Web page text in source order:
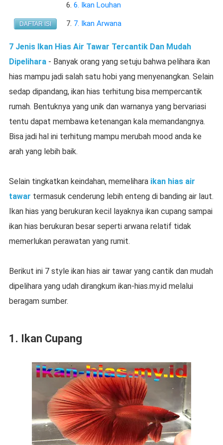
DAFTAR ISI
6. Ikan Louhan
7. Ikan Arwana
7 Jenis Ikan Hias Air Tawar Tercantik Dan Mudah
Dipelihara- Banyak orang yang setuju bahwa pelihara ikan
hias mampu jadi salah satu hobi yang menyenangkan. Selain
sedap dipandang, ikan hias terhitung bisa mempercantik
rumah. Bentuknya yang unik dan warnanya yang bervariasi
tentu dapat membawa ketenangan kala memandangnya.
Bisa jadi hal ini terhitung mampu merubah mood anda ke
arah yang lebih baik.
Selain tingkatkan keindahan, memelihara ikan hias air
tawar termasuk cenderung lebih enteng di banding air laut.
Ikan hias yang berukuran kecil layaknya ikan cupang sampai
ikan hias berukuran besar seperti arwana relatif tidak
memerlukan perawatan yang rumit.
Berikut ini 7 style ikan hias air tawar yang cantik dan mudah
dipelihara yang udah dirangkum ikan-hias.my.id melalui
beragam sumber.
1. Ikan Cupang